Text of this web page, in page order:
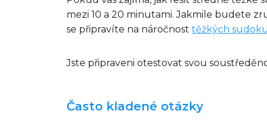
mezi 10 a 20 minutami. Jakmile budete
se připravíte na náročnost těžkých sudoku
Jste připraveni otestovat svou
Často kladené otázky